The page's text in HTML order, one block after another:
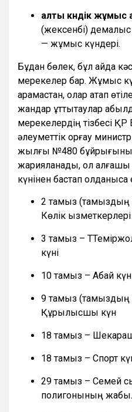
алты күндік жұмыс
(жексенбі)
— жұмыс күндері.
Бұдан бөлек, бұл айда
мерекелер бар. Жұмыс
қарамастан, олар атап
жандар құттықтаулар
мерекелердің тізбесі
әлеуметтік қорғау
жылғы №480
жарияланады, ол
күнінен бастап қолданысқа
2 тамыз (тамыздың
Көлік қызметкерлері
3 тамыз – ТТеміржол
күні
10 тамыз – Абай
9 тамыз (тамыздың
Құрылысшы күн
18 тамыз –
18 тамыз – Спорт
29 тамыз – Семей
полигонының